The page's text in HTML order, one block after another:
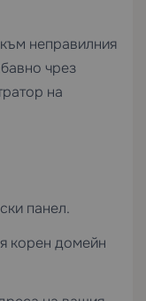
неправилния
чрез
на
панел.
корен домейн